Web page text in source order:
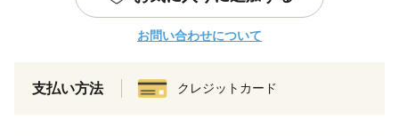
お問い合わせについて
支払い方法 クレジットカード